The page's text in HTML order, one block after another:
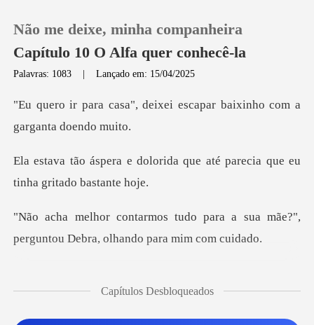
0
Histórico
Não me deixe, minha companheira
Capítulo 10 O Alfa quer conhecê-la
Palavras: 1083 |Lançado em: 15/04/2025
eixei escapar baixinho com
rida que até parecia que eu
para a sua mãe?",
perguntou Debr
Capítulos Desbloqueados